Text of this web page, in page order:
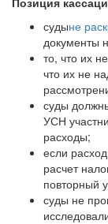
судыне
документы
то, что их
что их не
суды
УСН
расходы;
если
расчет
повторный
суды не